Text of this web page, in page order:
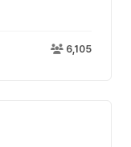
6,105